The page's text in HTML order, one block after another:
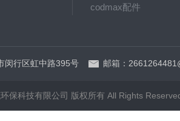
codmax配件
闵行区虹中路395号 邮箱：
保科技有限公司 版权所有 All Rights